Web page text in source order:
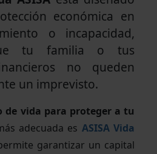
económica en
o incapacidad,
tu familia o tus
no queden
un imprevisto.
de vida para proteger a tu
adecuada es ASISA Vida
garantizar un capital